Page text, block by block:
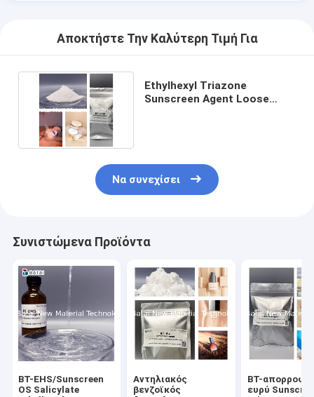
Αποκτήστε Την Καλύτερη Τιμή Για
Ethylhexyl Triazone
Sunscreen Agent Loose
Να συνεχίσει
Συνιστώμενα Προϊόντα
BT-EHS/Sunscreen
OS Salicylate
Αντηλιακός
βενζοϊκός
BT-
ευρύ